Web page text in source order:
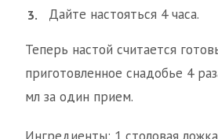
Дайте настояться 4 часа.
Теперь настой считается
приготовленное снадобье 4
мл за один прием.